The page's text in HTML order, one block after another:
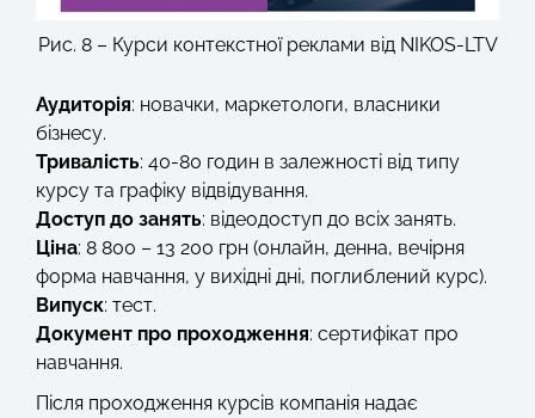
Рис. 8 – Курси контекстної реклами від NIKOS-LTV
Аудиторія: новачки, маркетологи, власники
бізнесу.
Тривалість: 40-80 годин в залежності від типу
курсу та графіку відвідування.
Доступ до занять: відеодоступ до всіх занять.
Ціна: 8 800 – 13 200 грн (онлайн, денна, вечірня
форма навчання, у вихідні дні, поглиблений курс).
Випуск: тест.
Документ про проходження: сертифікат про
навчання.
Після проходження курсів компанія надає